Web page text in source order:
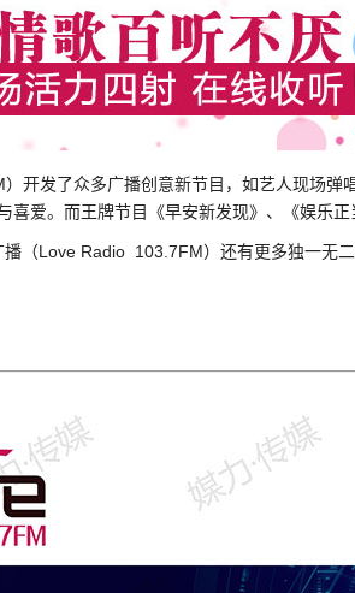
开发了众多广播创意新节目，如艺人现场
爱。而王牌节目《早安新发现》、《娱乐
（Love Radio 103.7FM）还有更多独一无